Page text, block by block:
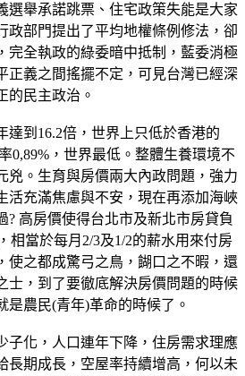
選舉承諾跳票、住宅政策失能是大家
政部門提出了平均地權條例修法，卻
完全執政的綠委暗中抵制，藍委消極
正義之間搖擺不定，可見台灣已經深
的民主政治。
達到16.2倍，世界上只低於香港的
0,89%，世界最低。整體生養環境不
兇。生育與房價兩大內政問題，強力
活充滿焦慮與不安，現在再添加海峽
? 高房價使得台北市及新北市房貸負
相當於每月2/3及1/2的薪水用來付房
使之都成驚弓之鳥，餬口之不暇，還
士，到了要徹底解決房價問題的時候
是農民(青年)革命的時候了。
子化，人口連年下降，住房需求理應
長期成長，空屋率持續增高，何以未